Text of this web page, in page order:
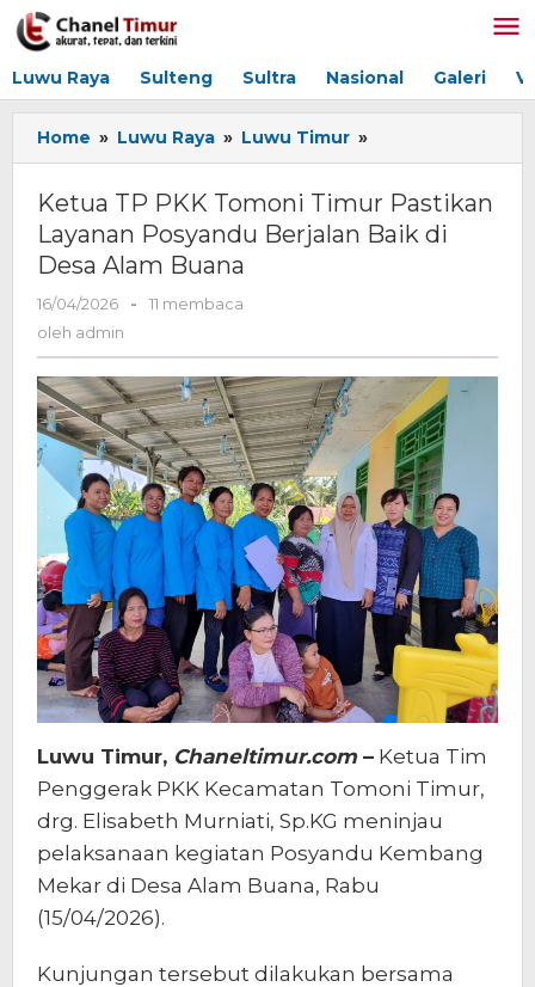
Lewati
ke
Luwu Raya Sulteng Sultra Nasional Galeri
Home » Luwu Raya » Luwu Timur »
TP
Tomoni
Timur
Baik
di
Desa
Alam
Buana
Ketua TP PKK Tomoni Timur Pastikan
Layanan Posyandu Berjalan Baik di
Desa Alam Buana
16/04/2026
oleh
-
11 membaca
oleh admin
Luwu Timur, Chaneltimur.com– Ketua Tim
Penggerak PKK Kecamatan Tomoni Timur,
drg. Elisabeth Murniati, Sp.KG meninjau
pelaksanaan kegiatan Posyandu Kembang
Mekar di Desa Alam Buana, Rabu
(15/04/2026).
Kunjungan tersebut dilakukan bersama